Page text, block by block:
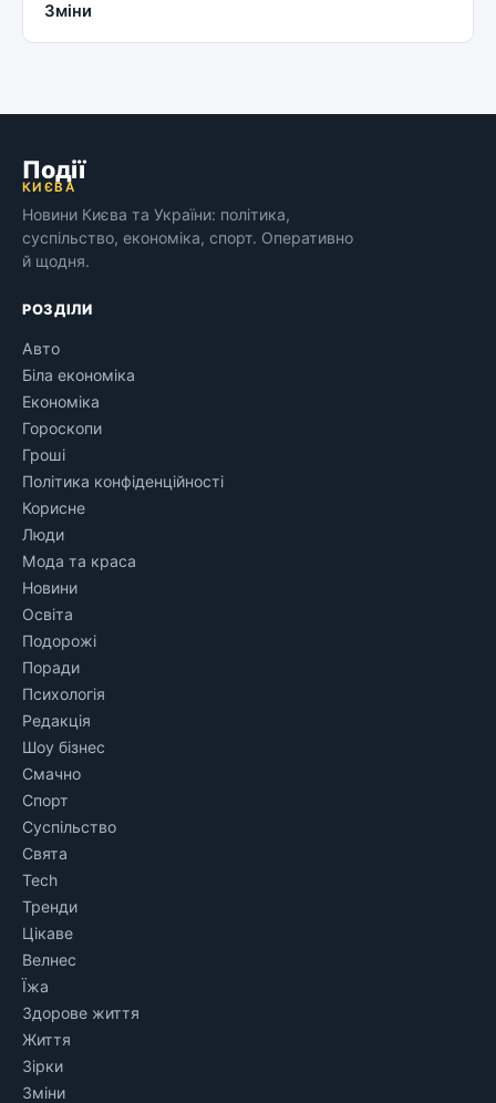
Зміни
Події
КИЄВА
Новини Києва та України: політика,
суспільство, економіка, спорт. Оперативно
й щодня.
РОЗДІЛИ
Авто
Біла економіка
Економіка
Гороскопи
Гроші
Політика конфіденційності
Корисне
Люди
Мода та краса
Новини
Освіта
Подорожі
Поради
Психологія
Редакція
Шоу бізнес
Смачно
Спорт
Суспільство
Свята
Tech
Тренди
Цікаве
Велнес
Їжа
Здорове життя
Життя
Зірки
Зміни